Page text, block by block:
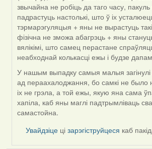
звычайна не робіць да таго часу,
падрастуць настолькі, што ў іх
тэрмарэгуляцыя + яны не вырастуць
фізічна не зможа абагрэць + яны
вялікімі, што самец перастане
неабходнай колькасці ежы і будзе
У нашым выпадку самыя малыя загінулі
ад пераахалоджання, бо самкі не было
іх не грэла, а той ежы, якую яна сама
хапіла, каб яны маглі падтрымліваць
самастойна.
Увайдзіце цізарэгіструйцеся каб